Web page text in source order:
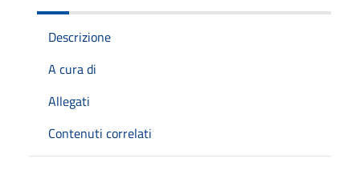
Descrizione
A cura di
Allegati
Contenuti correlati